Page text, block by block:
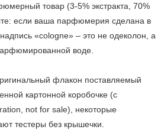
товар (3-5% экстракта, 70%
если ваша парфюмерия сделана в
«cologne» – это не одеколон, а
воде.
флакон поставляемый
картонной коробочке (с
not for sale), некоторые
тестеры без крышечки.